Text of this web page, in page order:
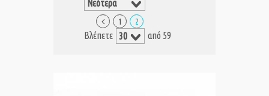
1 2
Βλέπετε από 59